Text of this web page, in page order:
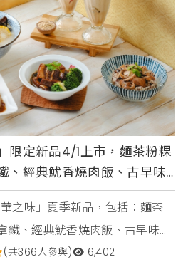
限定新品4/1上市，麵茶粉粿
、經典魷香燒肉飯、古早味
、麻油雞紅藜麥油飯
之味」夏季新品，包括：麵茶
鐵、經典魷香燒肉飯、古早味蘿
雞紅藜麥油飯等。要用中式懷
(共366人參與) 6,402